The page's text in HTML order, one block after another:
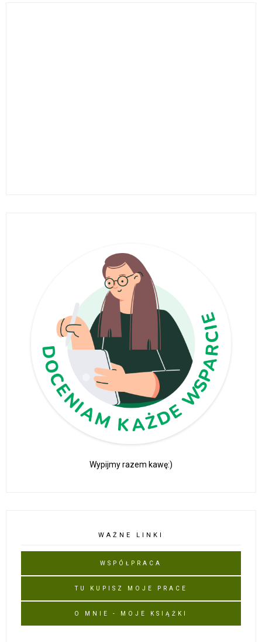
Wypijmy razem kawę:)
WAŻNE LINKI
WSPÓŁPRACA
TU KUPISZ MOJE PRACE
O MNIE - MOJE KSIĄŻKI